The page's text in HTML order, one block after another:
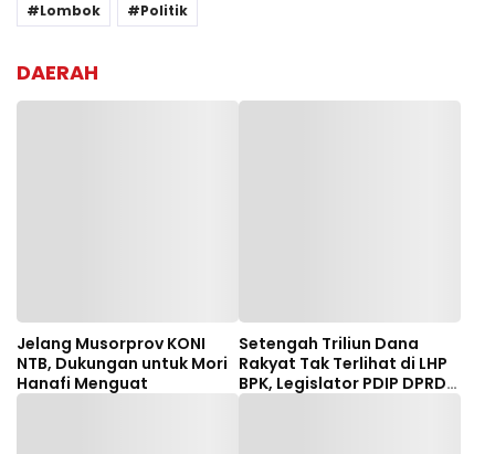
Lombok
Politik
DAERAH
Jelang Musorprov KONI
NTB, Dukungan untuk Mori
Hanafi Menguat
Setengah Triliun Dana
Rakyat Tak Terlihat di LHP
BPK, Legislator PDIP DPRD
NTB Tuntut Audit